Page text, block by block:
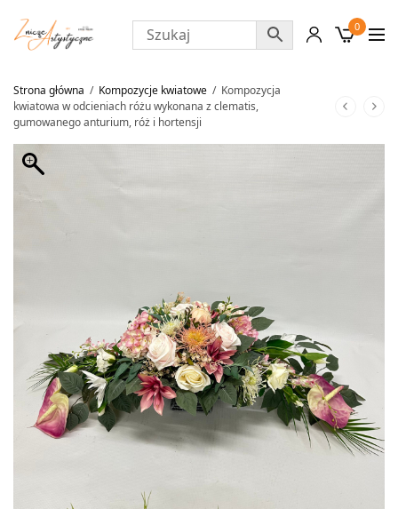
0
Strona główna / Kompozycje kwiatowe / Kompozycja
kwiatowa w odcieniach różu wykonana z clematis,
gumowanego anturium, róż i hortensji